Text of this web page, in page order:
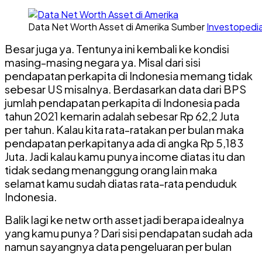
Data Net Worth Asset di Amerika Sumber
Besar juga ya. Tentunya ini kembali ke kondisi
masing-masing negara ya. Misal dari sisi
pendapatan perkapita di Indonesia memang tidak
sebesar US misalnya. Berdasarkan data dari BPS
jumlah pendapatan perkapita di Indonesia pada
tahun 2021 kemarin adalah sebesar Rp 62,2 Juta
per tahun. Kalau kita rata-ratakan per bulan maka
pendapatan perkapitanya ada di angka Rp 5,183
Juta. Jadi kalau kamu punya income diatas itu dan
tidak sedang menanggung orang lain maka
selamat kamu sudah diatas rata-rata penduduk
Indonesia.
Balik lagi ke netw orth asset jadi berapa idealnya
yang kamu punya ? Dari sisi pendapatan sudah ada
namun sayangnya data pengeluaran per bulan